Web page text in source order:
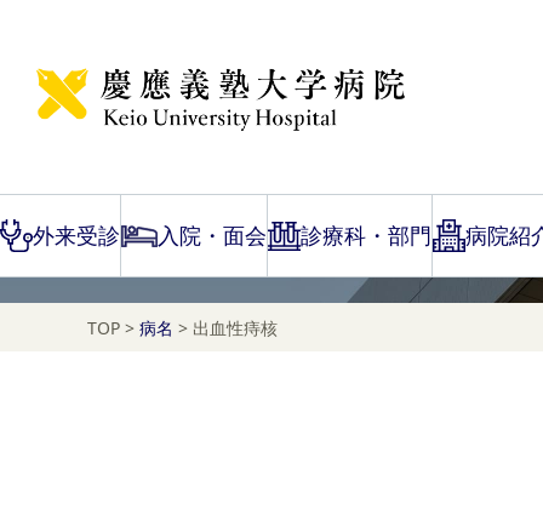
外来受診 入院・面会 診療科・部門 病院紹
Disease Name Search
TOP > 病名 > 出血性痔核